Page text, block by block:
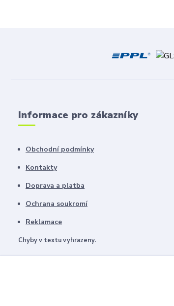
Informace pro zákazníky
Obchodní podmínky
Kontakty
Doprava a platba
Ochrana soukromí
Reklamace
Chyby v textu vyhrazeny.